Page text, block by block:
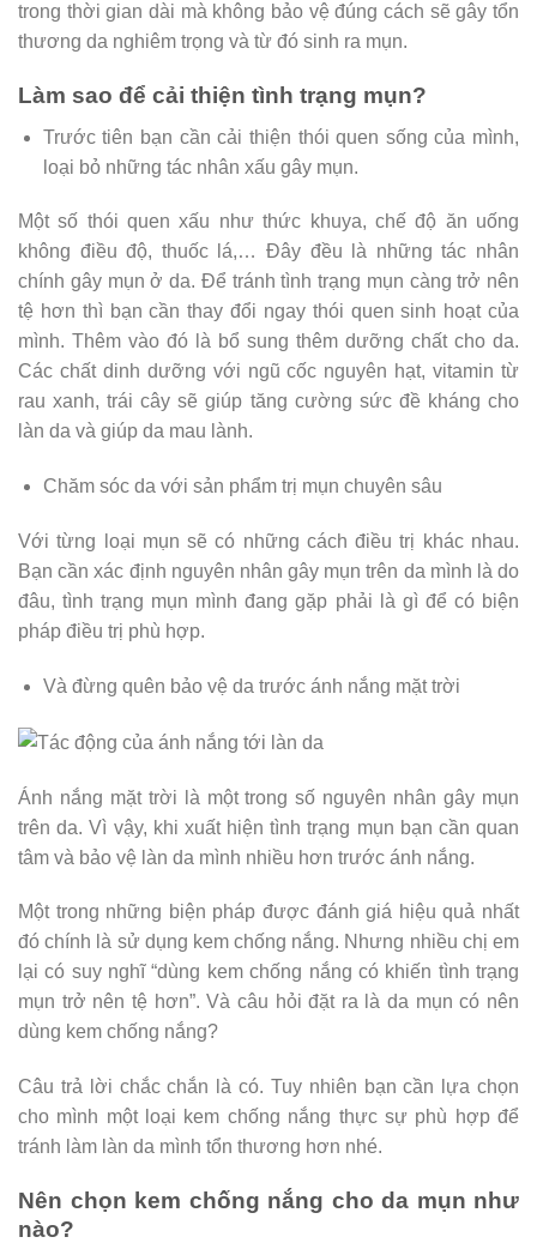
trong thời gian dài mà không bảo vệ đúng cách sẽ gây tổn
thương da nghiêm trọng và từ đó sinh ra mụn.
Làm sao để cải thiện tình trạng mụn?
Trước tiên bạn cần cải thiện thói quen sống của mình,
loại bỏ những tác nhân xấu gây mụn.
Một số thói quen xấu như thức khuya, chế độ ăn uống
không điều độ, thuốc lá,… Đây đều là những tác nhân
chính gây mụn ở da. Để tránh tình trạng mụn càng trở nên
tệ hơn thì bạn cần thay đổi ngay thói quen sinh hoạt của
mình. Thêm vào đó là bổ sung thêm dưỡng chất cho da.
Các chất dinh dưỡng với ngũ cốc nguyên hạt, vitamin từ
rau xanh, trái cây sẽ giúp tăng cường sức đề kháng cho
làn da và giúp da mau lành.
Chăm sóc da với sản phẩm trị mụn chuyên sâu
Với từng loại mụn sẽ có những cách điều trị khác nhau.
Bạn cần xác định nguyên nhân gây mụn trên da mình là do
đâu, tình trạng mụn mình đang gặp phải là gì để có biện
pháp điều trị phù hợp.
Và đừng quên bảo vệ da trước ánh nắng mặt trời
Ánh nắng mặt trời là một trong số nguyên nhân gây mụn
trên da. Vì vậy, khi xuất hiện tình trạng mụn bạn cần quan
tâm và bảo vệ làn da mình nhiều hơn trước ánh nắng.
Một trong những biện pháp được đánh giá hiệu quả nhất
đó chính là sử dụng kem chống nắng. Nhưng nhiều chị em
lại có suy nghĩ “dùng kem chống nắng có khiến tình trạng
mụn trở nên tệ hơn”. Và câu hỏi đặt ra là da mụn có nên
dùng kem chống nắng?
Câu trả lời chắc chắn là có. Tuy nhiên bạn cần lựa chọn
cho mình một loại kem chống nắng thực sự phù hợp để
tránh làm làn da mình tổn thương hơn nhé.
Nên chọn kem chống nắng cho da mụn như
nào?